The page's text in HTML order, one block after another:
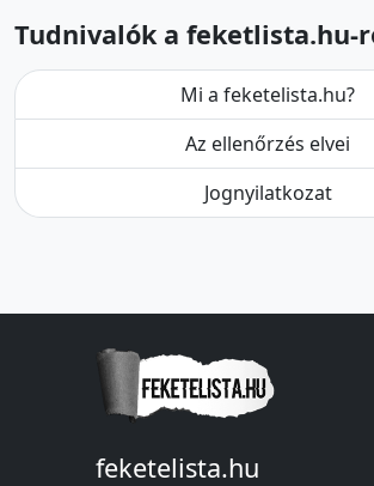
Tudnivalók a feketlista.hu-
Mi a feketelista.hu?
Az ellenőrzés elvei
Jognyilatkozat
feketelista.hu